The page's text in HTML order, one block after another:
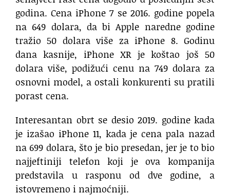
godina. Cena iPhone 7 se 2016. godine popela
na 649 dolara, da bi Apple naredne godine
tražio 50 dolara više za iPhone 8. Godinu
dana kasnije, iPhone XR je koštao još 50
dolara više, podižući cenu na 749 dolara za
osnovni model, a ostali konkurenti su pratili
porast cena.
Interesantan obrt se desio 2019. godine kada
je izašao iPhone 11, kada je cena pala nazad
na 699 dolara, što je bio presedan, jer je to bio
najjeftiniji telefon koji je ova kompanija
predstavila u rasponu od dve godine, a
istovremeno i najmoćniji.